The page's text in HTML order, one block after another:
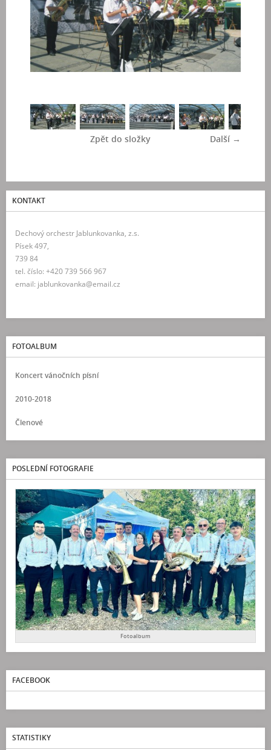
Další →
Zpět do složky
KONTAKT
Dechový orchestr Jablunkovanka, z.s.
Písek 497,
739 84
tel. číslo: +420 739 566 967
email: jablunkovanka@email.cz
FOTOALBUM
Koncert vánočních písní
2010-2018
Členové
POSLEDNÍ FOTOGRAFIE
Fotoalbum
FACEBOOK
STATISTIKY